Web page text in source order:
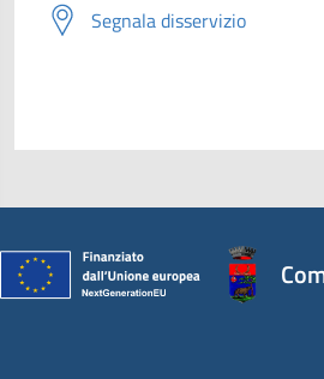
Segnala disservizio